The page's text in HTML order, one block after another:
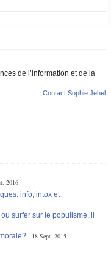
de l’information et de la
Contact Sophie Jehel
2016
info, intox et
surfer sur le populisme, il
18 Sept. 2015